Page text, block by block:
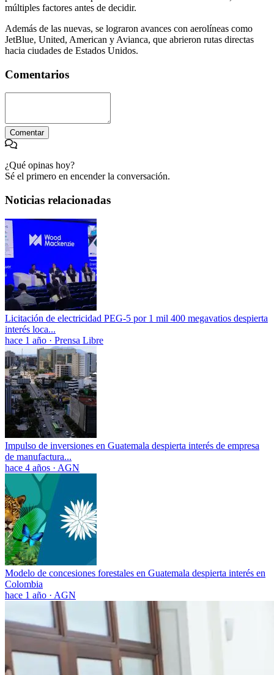
múltiples factores antes de decidir.
Además de las nuevas, se lograron avances con aerolíneas como
JetBlue, United, American y Avianca, que abrieron rutas directas
hacia ciudades de Estados Unidos.
Comentarios
Comentar
¿Qué opinas hoy?
Sé el primero en encender la conversación.
Noticias relacionadas
Licitación de electricidad PEG-5 por 1 mil 400 megavatios despierta
interés loca...
hace 1 año · Prensa Libre
Impulso de inversiones en Guatemala despierta interés de empresa
de manufactura...
hace 4 años · AGN
Modelo de concesiones forestales en Guatemala despierta interés en
Colombia
hace 1 año · AGN